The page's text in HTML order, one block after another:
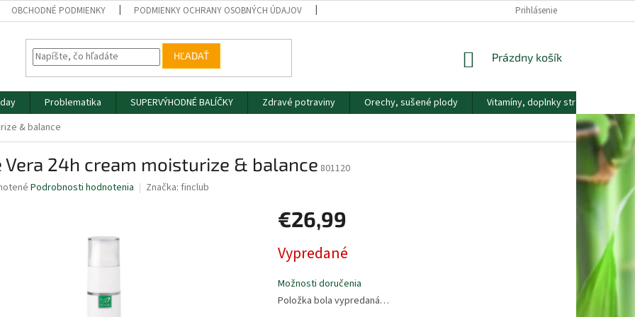
OBCHODNÉ PODMIENKY PODMIENKY OCHRANY OSOBNÝCH ÚDAJOV NÁŠ PRÍBEH
Prihlásenie
HĽADAŤ
NÁKUPNÝ
Prázdny košík
Problematika SUPERVÝHODNÉ BALÍČKY Zdravé potraviny Orechy, sušené plody Vitamíny, doplnky stravy
& balance
Vera 24h cream moisturize & balance 801120
Podrobnosti hodnotenia Značka: finclub
€26,99
cena:
Vypredané
Možnosti doručenia
Položka bola vypredaná…